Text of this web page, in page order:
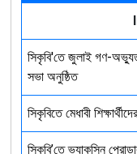
সিকৃবি'তে জুলাই গণ-
সভা অনুষ্ঠিত
সিকৃবিতে মেধাবী
সিকৃবি’তে ভ্যাকসিন